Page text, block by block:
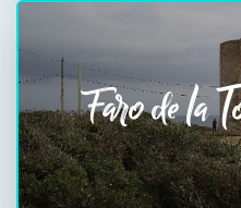
Faro de la